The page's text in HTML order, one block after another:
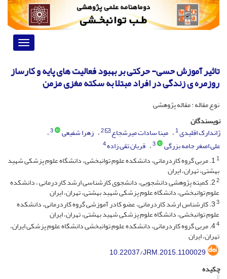
Toggle
تاثیر آموزش حسی- حرکتی بر بهبود فعالیت های پایه و کارساز
روزمره ی زندگی در افراد مبتلا به سکته مغزی مزمن
نوع مقاله : مقاله پژوهشی
نویسندگان
ژاندارک اقلیدی1 مینا سادات میرشجاع 2 زهرا شفیعی 3
علی اصغر جامه بزرگی 3 قربان تقی زاده4
1 1. مربی گروه کاردرمانی، دانشکده علوم توانبخشی، دانشگاه علوم پزشکی شهید
بهشتی، تهران، ایران
2 2. کمیته پژوهشی دانشجویی، دانشجوی کارشناسی ارشد کاردرمانی ، دانشکده
علوم توانبخشی، دانشگاه علوم پزشکی شهید بهشتی، تهران، ایران
3 3. کارشناس ارشد کاردرمانی، عضو کادر آموزشی گروه کاردرمانی، دانشکده
علوم توانبخشی، دانشگاه علوم پزشکی شهید بهشتی، تهران، ایران
4 4. مربی گروه کاردرمانی، دانشکده علوم توانبخشی دانشگاه علوم پزشکی ایران،
تهران، ایران
10.22037/JRM.2015.1100029
چکیده